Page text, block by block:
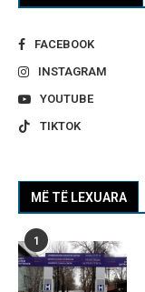
FACEBOOK
INSTAGRAM
YOUTUBE
TIKTOK
MË TË LEXUARA
1